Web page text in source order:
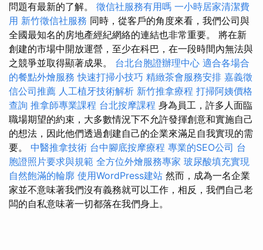
問題有最新的了解。 徵信社服務有用嗎 一小時居家清潔費
用 新竹徵信社服務 同時，從客戶的角度來看，我們公司與
全國最知名的房地產經紀網絡的連結也非常重要。 將在新
創建的市場中開放運營，至少在科巴，在一段時間內無法與
之競爭並取得顯著成果。 台北台胞證辦理中心 適合各場合
的餐點外燴服務 快速打掃小技巧 精緻茶會服務安排 嘉義徵
信公司推薦 人工植牙技術解析 新竹推拿療程 打掃阿姨價格
查詢 推拿師專業課程 台北按摩課程 身為員工，許多人面臨
職場期望的約束，大多數情況下不允許發揮創意和實施自己
的想法，因此他們透過創建自己的企業來滿足自我實現的需
要。 中醫推拿技術 台中腳底按摩療程 專業的SEO公司 台
胞證照片要求與規範 全方位外燴服務專家 玻尿酸填充實現
自然飽滿的輪廓 使用WordPress建站 然而，成為一名企業
家並不意味著我們沒有義務就可以工作，相反，我們自己老
闆的自私意味著一切都落在我們身上。